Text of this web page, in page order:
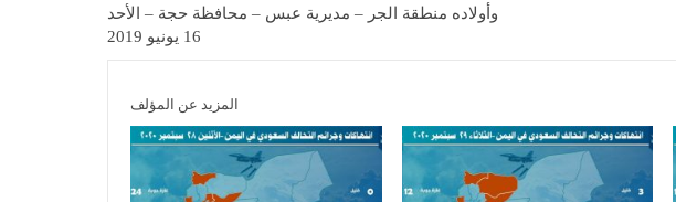
وأولاده منطقة الجر – مديرية عبس – محافظة حجة – الأحد
16 يونيو 2019
المزيد عن المؤلف